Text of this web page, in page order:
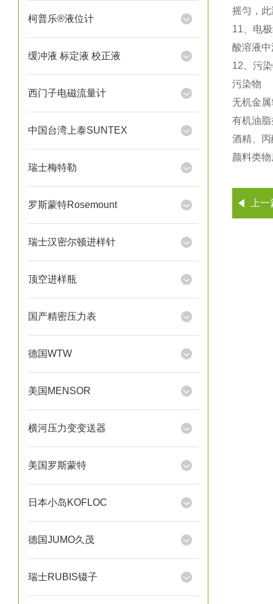
柯普乐®液位计
缓冲液 标定液 校正液
西门子电磁流量计
中国台湾上泰SUNTEX
瑞士梅特勒
罗斯蒙特Rosemount
瑞士汉密尔顿进样针
顶空进样瓶
国产精密压力表
德国WTW
美国MENSOR
横河压力变变送器
美国罗斯蒙特
日本小岛KOFLOC
德国JUMO久茂
瑞士RUBIS镊子
摇匀，
11 、电
酸溶液
12 、污
污
无
有机
酒精
颜
上